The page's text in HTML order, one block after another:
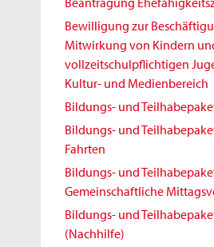
Bewilligung zur
Mitwirkung von Kindern
vollzeitschulpflichtigen
Kultur- und Medienbereich
Bildungs- und
Bildungs- und
Fahrten
Bildungs- und
Gemeinschaftliche
Bildungs- und
(Nachhilfe)